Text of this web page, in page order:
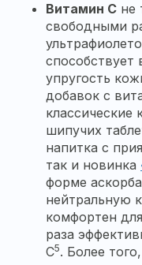
Витамин С не
свободными
способствует
упругость
добавок с
шипучих
напитка с
так и новинка
форме
нейтральную
комфортен
раза
С5. Более